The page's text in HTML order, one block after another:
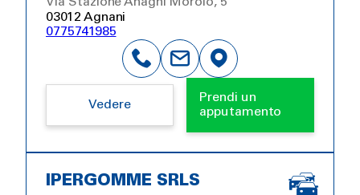
03012 Agnani
0775741985
Vedere
Prendi un
apputamento
IPERGOMME SRLS